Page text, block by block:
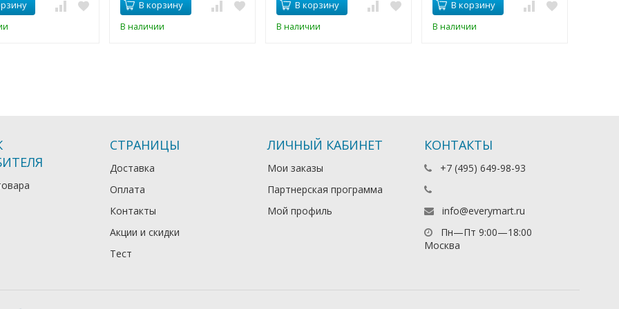
В корзину
В наличии
В корзину
В наличии
В корзину
В наличии
СТРАНИЦЫ
Доставка
Оплата
Контакты
Акции и скидки
Тест
ЛИЧНЫЙ КАБИНЕТ
Мои заказы
Партнерская программа
Мой профиль
КОНТАКТЫ
+7 (495) 649-98-93
info@everymart.ru
Пн—Пт 9:00—18:00
Москва